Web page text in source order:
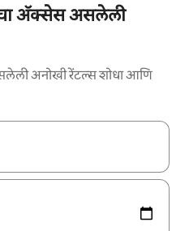
ॲक्सेस असलेली
अनोखी रेंटल्स शोधा आणि
वरच्या आणि खाली बाणांच्या किजसह